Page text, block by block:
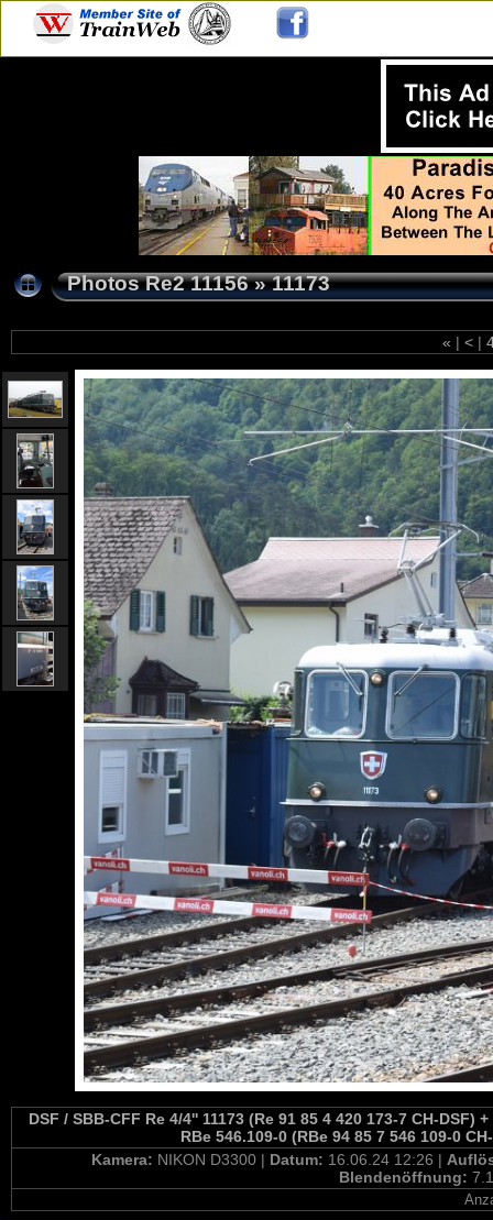
Photos Re2 11156»11173
« | < |
DSF / SBB-CFF Re 4/4'' 11173 (Re 91 85 4 420 173-7 CH-DSF)
RBe 546.109-0 (RBe 94 85 7 546 109-0
Kamera: NIKON D3300 | Datum: 16.06.24 12:26 |
Blendenöffnung: